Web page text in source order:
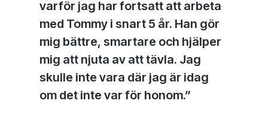
varför jag har fortsatt att arbeta
med Tommy i snart 5 år. Han gör
mig bättre, smartare och hjälper
mig att njuta av att tävla. Jag
skulle inte vara där jag är idag
om det inte var för honom.”